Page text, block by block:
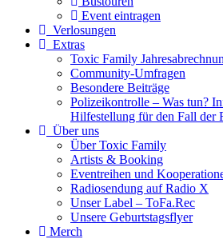
Event eintragen
Verlosungen
Extras
Toxic Family
Community-Umfragen
Besondere Beiträge
Polizeikontrolle – Was tun?
Hilfestellung für den Fall der
Über uns
Über Toxic Family
Artists & Booking
Eventreihen und
Radiosendung auf Radio X
Unser Label – ToFa.Rec
Unsere Geburtstagsflyer
Merch